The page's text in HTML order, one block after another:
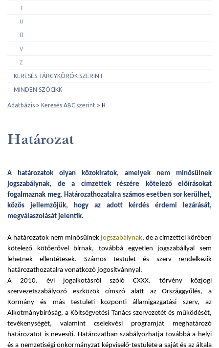
T
U
Ü
V
Z
KERESÉS TÁRGYKÖRÖK SZERINT
MINDEN SZÓCIKK
Adatbázis Keresés ABC szerint H
Határozat
A határozatok olyan közokiratok, amelyek nem minősülnek
jogszabálynak, de a címzettek részére kötelező előírásokat
fogalmaznak meg. Határozathozatalra számos esetben sor kerülhet,
közös jellemzőjük, hogy az adott kérdés érdemi lezárását,
megválaszolását jelentik.
A határozatok nem minősülnek jogszabálynak, de a címzettei körében
kötelező kötőerővel bírnak, továbbá egyetlen jogszabállyal sem
lehetnek ellentétesek. Számos testület és szerv rendelkezik
határozathozatalra vonatkozó jogosítvánnyal.
A 2010. évi jogalkotásról szóló CXXX. törvény közjogi
szervezetszabályozó eszközök címszó alatt az Országgyűlés, a
Kormány és más testületi központi államigazgatási szerv, az
Alkotmánybíróság, a Költségvetési Tanács szervezetét és működését,
tevékenységét, valamint cselekvési programját meghatározó
határozatot is nevesíti. Határozatban szabályozhatja továbbá a helyi
és a nemzetiségi önkormányzat képviselő-testülete a saját és az általa